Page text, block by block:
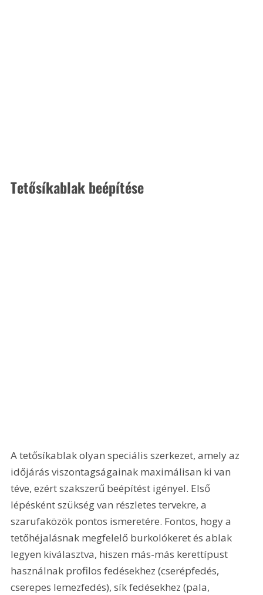
Tetősíkablak beépítése
A tetősíkablak olyan speciális szerkezet, amely az
időjárás viszontagságainak maximálisan ki van
téve, ezért szakszerű beépítést igényel. Első
lépésként szükség van részletes tervekre, a
szarufaközök pontos ismeretére. Fontos, hogy a
tetőhéjalásnak megfelelő burkolókeret és ablak
legyen kiválasztva, hiszen más-más kerettípust
használnak profilos fedésekhez (cserépfedés,
cserepes lemezfedés), sík fedésekhez (pala,